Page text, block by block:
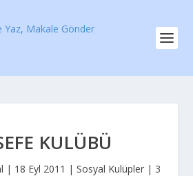
KULÜBÜ
| 18 Eyl 2011 | Sosyal Kulüpler| 3